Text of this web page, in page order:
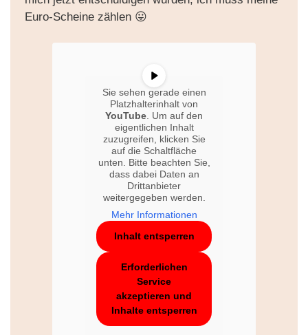
Euro-Scheine zählen 😛
Sie sehen gerade einen
Platzhalterinhalt von
YouTube . Um auf den
eigentlichen Inhalt
zuzugreifen, klicken Sie
auf die Schaltfläche
unten. Bitte beachten Sie,
dass dabei Daten an
Drittanbieter
weitergegeben werden.
Mehr Informationen
Inhalt entsperren
Erforderlichen
Service
akzeptieren und
Inhalte entsperren